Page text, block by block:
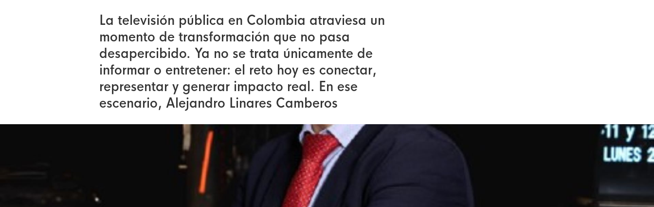
La televisión pública en Colombia atraviesa un
momento de transformación que no pasa
desapercibido. Ya no se trata únicamente de
informar o entretener: el reto hoy es conectar,
representar y generar impacto real. En ese
escenario, Alejandro Linares Camberos